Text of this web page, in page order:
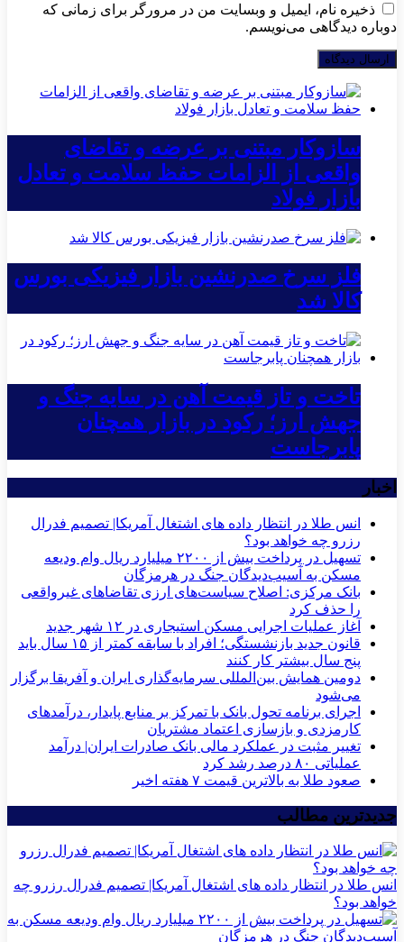
ذخیره نام، ایمیل و وبسایت من در مرورگر برای زمانی که
دوباره دیدگاهی می‌نویسم.
سازوکار مبتنی بر عرضه و تقاضای
واقعی از الزامات حفظ سلامت و تعادل
بازار فولاد
فلز سرخ صدرنشین بازار فیزیکی بورس
کالا شد
تاخت و تاز قیمت آهن در سایه جنگ و
جهش ارز؛ رکود در بازار همچنان
پابرجاست
اخبار
انس طلا در انتظار داده های اشتغال آمریکا| تصمیم فدرال
رزرو چه خواهد بود؟
تسهیل در پرداخت بیش از ۲۲۰۰ میلیارد ریال وام ودیعه
مسکن به آسیب‌دیدگان جنگ در هرمزگان
بانک مرکزی: اصلاح سیاست‌های ارزی تقاضاهای غیرواقعی
را حذف کرد
آغاز عملیات اجرایی مسکن استیجاری در ۱۲ شهر جدید
قانون جدید بازنشستگی؛ افراد با سابقه کمتر از ۱۵ سال باید
پنج سال بیشتر کار کنند
دومین همایش بین‌المللی سرمایه‌گذاری ایران و آفریقا برگزار
می‌شود
اجرای برنامه تحول بانک با تمرکز بر منابع پایدار، درآمدهای
کارمزدی و بازسازی اعتماد مشتریان
تغییر مثبت در عملکرد مالی بانک صادرات ایران| درآمد
عملیاتی ۸۰ درصد رشد کرد
صعود طلا به بالاترین قیمت ۷ هفته اخیر
جدیدترین مطالب
انس طلا در انتظار داده های اشتغال آمریکا| تصمیم فدرال رزرو چه
خواهد بود؟